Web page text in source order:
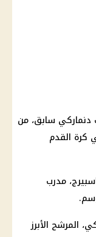
سابق، من
في كرة القدم
مدرب
المرشح الأبرز